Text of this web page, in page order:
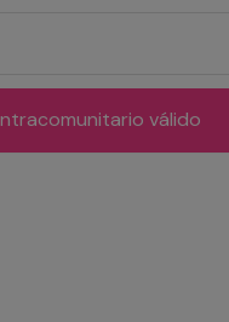
válido